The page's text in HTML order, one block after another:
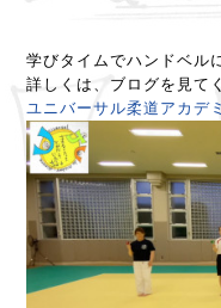
学びタイムでハンドベル
詳しくは、ブログを見て
ユニバーサル柔道アカデ